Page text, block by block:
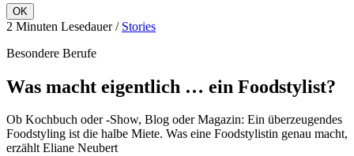
OK
2 Minuten Lesedauer / Stories
Besondere Berufe
Was macht eigentlich … ein Foodstylist?
Ob Kochbuch oder -Show, Blog oder Magazin: Ein überzeugendes
Foodstyling ist die halbe Miete. Was eine Foodstylistin genau macht,
erzählt Eliane Neubert